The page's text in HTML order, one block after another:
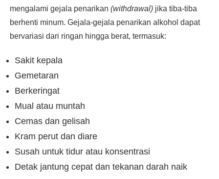
mengalami gejala penarikan (withdrawal) jika tiba-tiba
berhenti minum. Gejala-gejala penarikan alkohol dapat
bervariasi dari ringan hingga berat, termasuk:
Sakit kepala
Gemetaran
Berkeringat
Mual atau muntah
Cemas dan gelisah
Kram perut dan diare
Susah untuk tidur atau konsentrasi
Detak jantung cepat dan tekanan darah naik